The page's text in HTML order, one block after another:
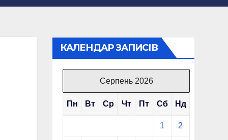
КАЛЕНДАР ЗАПИСІВ
Серпень 2026
Пн Вт Ср Чт Пт Сб Нд
1 2